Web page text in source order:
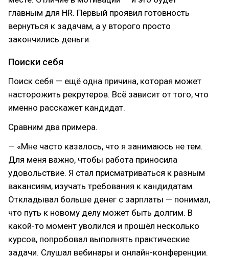
главным для HR. Первый проявил готовность
вернуться к задачам, а у второго просто
закончились деньги.
Поиски себя
Поиск себя — ещё одна причина, которая может
насторожить рекрутеров. Всё зависит от того, что
именно расскажет кандидат.
Сравним два примера.
— «Мне часто казалось, что я занимаюсь не тем.
Для меня важно, чтобы работа приносила
удовольствие. Я стал присматриваться к разным
вакансиям, изучать требования к кандидатам.
Откладывал больше денег с зарплаты — понимал,
что путь к новому делу может быть долгим. В
какой-то момент уволился и прошёл несколько
курсов, попробовал выполнять практические
задачи. Слушал вебинары и онлайн-конференции.